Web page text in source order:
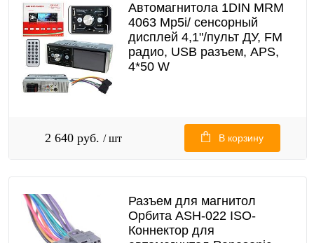
Автомагнитола 1DIN MRM
4063 Mp5i/ сенсорный
дисплей 4,1"/пульт ДУ, FM
радио, USB разъем, APS,
4*50 W
2 640 руб. / шт В корзину
Разъем для магнитол
Орбита ASH-022 ISO-
Коннектор для